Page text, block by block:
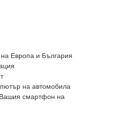
Европа и България
на автомобила
смартфон на